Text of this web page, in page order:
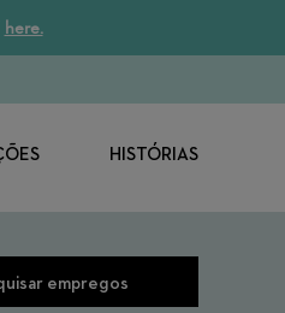
here.
HISTÓRIAS
empregos